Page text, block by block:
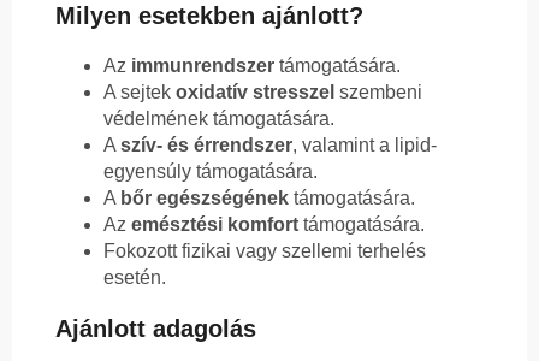
Milyen esetekben ajánlott?
Az immunrendszer támogatására.
A sejtek oxidatív stresszel szembeni
védelmének támogatására.
A szív- és érrendszer, valamint a lipid-
egyensúly támogatására.
A bőr egészségének támogatására.
Az emésztési komfort támogatására.
Fokozott fizikai vagy szellemi terhelés
esetén.
Ajánlott adagolás